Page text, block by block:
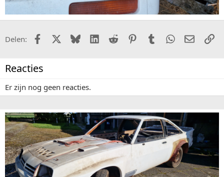
Delen: FacebookX (Twitter)
BlueskyLinkedIn
Reddit PinterestTumblr WhatsApp
E-mail
Reacties
Er zijn nog geen reacties.